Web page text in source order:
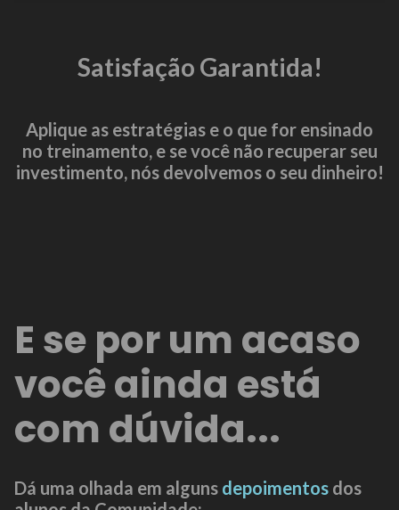
Satisfação Garantida!
Aplique as estratégias e o que for ensinado
no treinamento, e se você não recuperar seu
investimento, nós devolvemos o seu dinheiro!
E se por um acaso
você ainda está
com dúvida...
Dá uma olhada em alguns depoimentos dos